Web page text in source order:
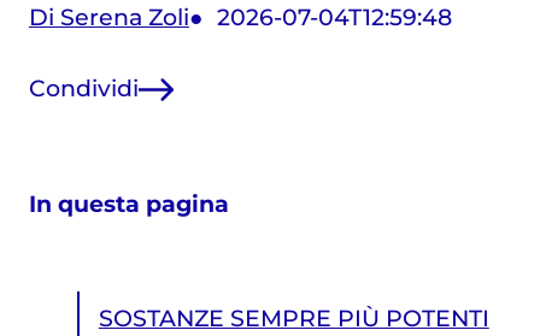
Di Serena Zoli 2026-07-04T12:59:48
Condividi
In questa pagina
SOSTANZE SEMPRE PIÙ POTENTI